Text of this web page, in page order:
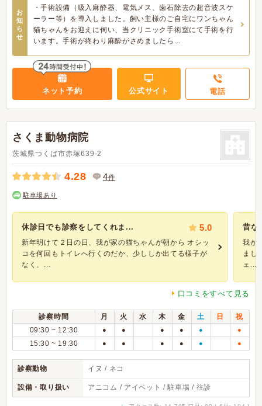
お
知
ら
せ
・手術設備（吸入麻酔器、電気メス、歯石除去の超音波スケ
ーラー等）を導入しました。飼い主様のご自宅にワンちゃん
猫ちゃんをお迎えに伺い、当クリニック手術室にて手術を行
います。手術が終わり麻酔がさめましたら...
ネット予約 公式サイト 電話
さくま動物病院
茨城県つくば市赤塚639-2
4.28 4件
駐車場あり
休診日でも診察をしてくれま... 5.0
新年明けて２日の日、我が家の猫ちゃんが朝から オシッ
コを何回もトイレへ行くのだか、少ししか出てる様子が
なく、...
昔な
我が
まし
ェ...
口コミをすべて見る
診察時間 月 火 水 木 金 土 日
祝
09:30 ~ 12:30
● ● ● ● ● ●
15:30 ~ 19:30 ● ● ● ● ● ●
診察動物 イヌ / ネコ
設備・取り扱い アニコム / アイペット / 駐車場 / 往診